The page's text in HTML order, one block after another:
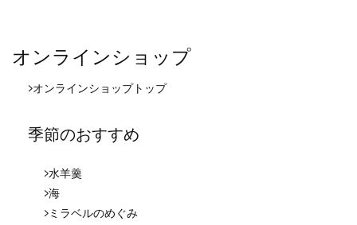
オンラインショップ
オンラインショップトップ
季節のおすすめ
水羊羹
海
ミラベルのめぐみ